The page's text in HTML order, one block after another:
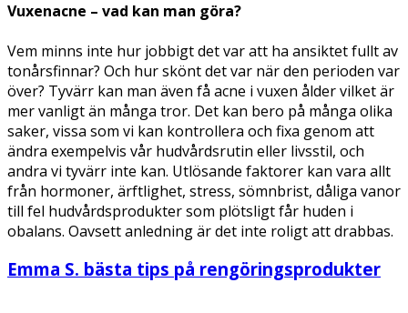
Vuxenacne – vad kan man göra?
Vem minns inte hur jobbigt det var att ha ansiktet fullt av
tonårsfinnar? Och hur skönt det var när den perioden var
över? Tyvärr kan man även få acne i vuxen ålder vilket är
mer vanligt än många tror. Det kan bero på många olika
saker, vissa som vi kan kontrollera och fixa genom att
ändra exempelvis vår hudvårdsrutin eller livsstil, och
andra vi tyvärr inte kan. Utlösande faktorer kan vara allt
från hormoner, ärftlighet, stress, sömnbrist, dåliga vanor
till fel hudvårdsprodukter som plötsligt får huden i
obalans. Oavsett anledning är det inte roligt att drabbas.
Emma S. bästa tips på rengöringsprodukter